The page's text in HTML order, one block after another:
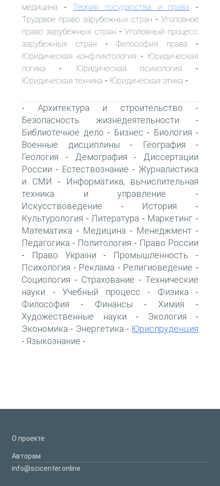
медицина - Теория государства и права -
Трудовое право зарубежных стран -Уголовное
право зарубежных стран - Уголовный процесс
зарубежных стран -Философия права -
Юридическая конфликтология - Юридическая
логика - Юридическая психология -
Юридическая техника - Юридическая этика -
- Архитектура и строительство -
Безопасность жизнедеятельности -
Библиотечное дело - Бизнес - Биология -
Военные дисциплины - География -
Геология - Демография -
Диссертации
России - Естествознание - Журналистика
и СМИ -
Информатика, вычислительная
техника и управление -
Искусствоведение - История -
Культурология - Литература - Маркетинг -
Математика - Медицина - Менеджмент -
Педагогика - Политология - Право России
- Право України - Промышленность -
Психология - Реклама - Религиоведение -
Социология - Страхование - Технические
науки - Учебный процесс - Физика -
Философия - Финансы - Химия -
Художественные науки - Экология -
Экономика - Энергетика - Юриспруденция
- Языкознание -
О проекте
Авторам
info@scicenter.online